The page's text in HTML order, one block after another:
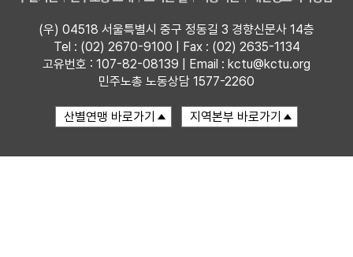
(우) 04518 서울특별시 중구 정동길 3 경향신문사 14층
Tel : (02) 2670-9100 | Fax : (02) 2635-1134
고유번호 : 107-82-08139 | Email : kctu@kctu.org
민주노총 노동상담 1577-2260